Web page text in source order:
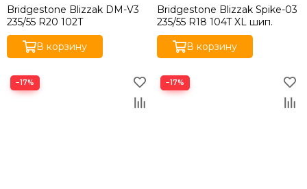
Bridgestone Blizzak DM-V3
235/55 R20 102T
В корзину
Bridgestone Blizzak Spike-03
235/55 R18 104T XL шип.
В корзину
−17% −17%